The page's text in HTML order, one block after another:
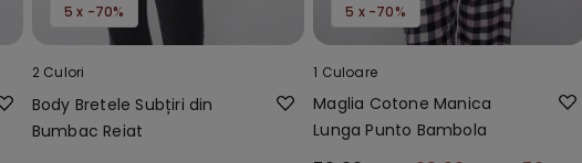
5 x -70%
2 Culori
Body Bretele Subțiri din
Bumbac Reiat
5 x -70%
1 Culoare
Maglia Cotone Manica
Lunga Punto Bambola